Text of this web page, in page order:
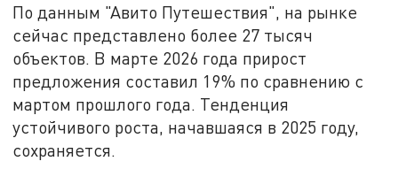
По данным "Авито Путешествия", на рынке
сейчас представлено более 27 тысяч
объектов. В марте 2026 года прирост
предложения составил 19% по сравнению с
мартом прошлого года. Тенденция
устойчивого роста, начавшаяся в 2025 году,
сохраняется.